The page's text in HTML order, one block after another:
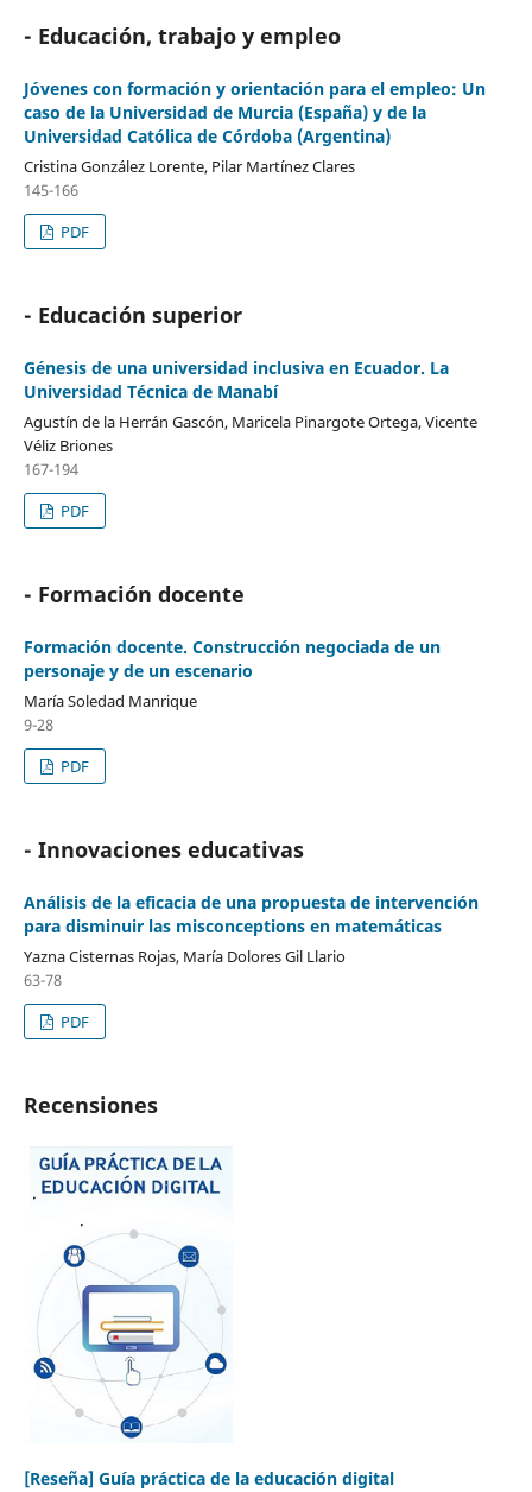
- Educación, trabajo y empleo
Jóvenes con formación y orientación para el empleo: Un
caso de la Universidad de Murcia (España) y de la
Universidad Católica de Córdoba (Argentina)
Cristina González Lorente, Pilar Martínez Clares
145-166
PDF
- Educación superior
Génesis de una universidad inclusiva en Ecuador. La
Universidad Técnica de Manabí
Agustín de la Herrán Gascón, Maricela Pinargote Ortega, Vicente
Véliz Briones
167-194
PDF
- Formación docente
Formación docente. Construcción negociada de un
personaje y de un escenario
María Soledad Manrique
9-28
PDF
- Innovaciones educativas
Análisis de la eficacia de una propuesta de intervención
para disminuir las misconceptions en matemáticas
Yazna Cisternas Rojas, María Dolores Gil Llario
63-78
PDF
Recensiones
[Reseña] Guía práctica de la educación digital